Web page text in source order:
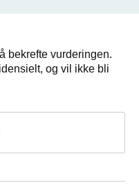
bekrefte vurderingen.
og vil ikke bli